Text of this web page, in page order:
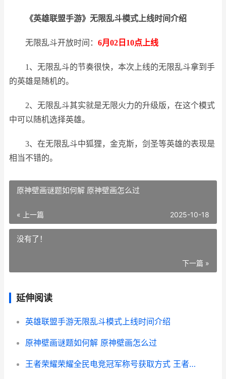
《英雄联盟手游》无限乱斗模式上线时间介绍
无限乱斗开放时间： 6月02日10点上线
1、无限乱斗的节奏很快，本次上线的无限乱斗拿到手
的英雄是随机的。
2、无限乱斗其实就是无限火力的升级版，在这个模式
中可以随机选择英雄。
3、在无限乱斗中狐狸，金克斯，剑圣等英雄的表现是
相当不错的。
原神壁画谜题如何解 原神壁画怎么过
« 上一篇 2025-10-18
没有了！
下一篇 »
延伸阅读
英雄联盟手游无限乱斗模式上线时间介绍
原神壁画谜题如何解 原神壁画怎么过
王者荣耀荣耀全民电竞冠军称号获取方式 王者荣耀荣耀全职大师称号条件